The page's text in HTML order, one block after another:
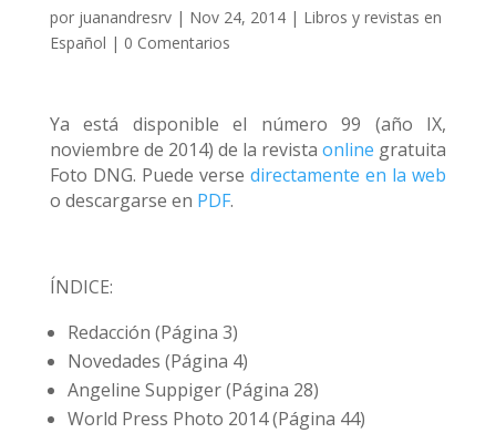
por juanandresrv| Nov 24, 2014| Libros y revistas en
Español | 0 Comentarios
Ya está disponible el número 99 (año IX,
noviembre de 2014) de la revistaonline gratuita
Foto DNG. Puede versedirectamente en la web
o descargarse en PDF.
ÍNDICE:
Redacción (Página 3)
Novedades (Página 4)
Angeline Suppiger (Página 28)
World Press Photo 2014 (Página 44)